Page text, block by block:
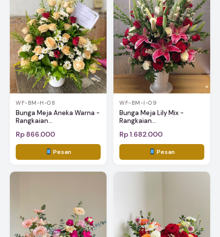
WF-BM-H-08
Bunga Meja Aneka Warna -
Rangkaian...
Rp 866.000
Pesan
WF-BM-I-09
Bunga Meja Lily Mix -
Rangkaian...
Rp 1.682.000
Pesan